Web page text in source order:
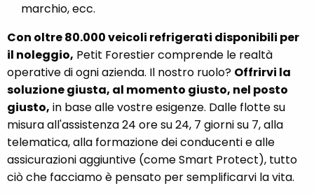
marchio, ecc.
Con oltre 80.000 veicoli refrigerati disponibili per
il noleggio, Petit Forestier comprende le realtà
operative di ogni azienda. Il nostro ruolo? Offrirvi la
soluzione giusta, al momento giusto, nel posto
giusto, in base alle vostre esigenze. Dalle flotte su
misura all'assistenza 24 ore su 24, 7 giorni su 7, alla
telematica, alla formazione dei conducenti e alle
assicurazioni aggiuntive (come Smart Protect), tutto
ciò che facciamo è pensato per semplificarvi la vita.